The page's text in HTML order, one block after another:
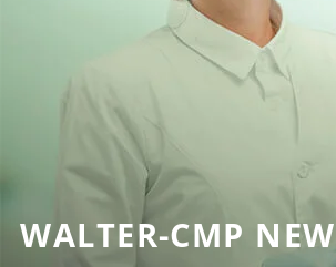
WALTER-CMP